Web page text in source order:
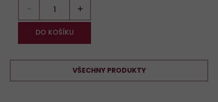
− +
DO KOŠÍKU
VŠECHNY PRODUKTY